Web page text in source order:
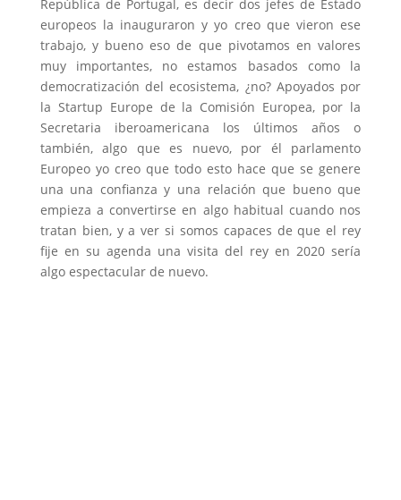
República de Portugal, es decir dos jefes de Estado
europeos la inauguraron y yo creo que vieron ese
trabajo, y bueno eso de que pivotamos en valores
muy importantes, no estamos basados como la
democratización del ecosistema, ¿no? Apoyados por
la Startup Europe de la Comisión Europea, por la
Secretaria iberoamericana los últimos años o
también, algo que es nuevo, por él parlamento
Europeo yo creo que todo esto hace que se genere
una una confianza y una relación que bueno que
empieza a convertirse en algo habitual cuando nos
tratan bien, y a ver si somos capaces de que el rey
fije en su agenda una visita del rey en 2020 sería
algo espectacular de nuevo.